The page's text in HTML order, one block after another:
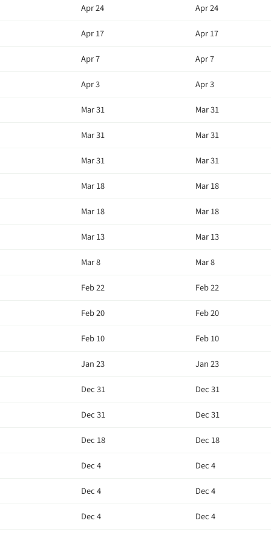
Apr 24
Apr 24
Apr 17
Apr 17
Apr 7
Apr 7
Apr 3
Apr 3
Mar 31
Mar 31
Mar 31
Mar 31
Mar 31
Mar 31
Mar 18
Mar 18
Mar 18
Mar 18
Mar 13
Mar 13
Mar 8
Mar 8
Feb 22
Feb 22
Feb 20
Feb 20
Feb 10
Feb 10
Jan 23
Jan 23
Dec 31
Dec 31
Dec 31
Dec 31
Dec 18
Dec 18
Dec 4
Dec 4
Dec 4
Dec 4
Dec 4
Dec 4